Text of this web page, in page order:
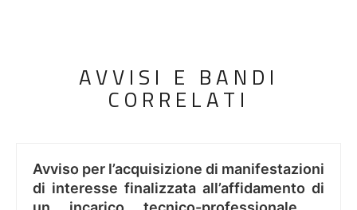
AVVISI E BANDI
CORRELATI
Avviso per l’acquisizione di manifestazioni
di interesse finalizzata all’affidamento di